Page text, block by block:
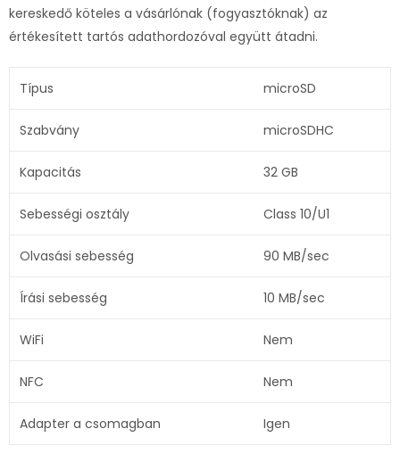
kereskedő köteles a vásárlónak (fogyasztóknak) az
értékesített tartós adathordozóval együtt átadni.
Típus microSD
Szabvány microSDHC
Kapacitás 32 GB
Sebességi osztály Class 10/U1
Olvasási sebesség 90 MB/sec
Írási sebesség 10 MB/sec
WiFi Nem
NFC Nem
Adapter a csomagban Igen